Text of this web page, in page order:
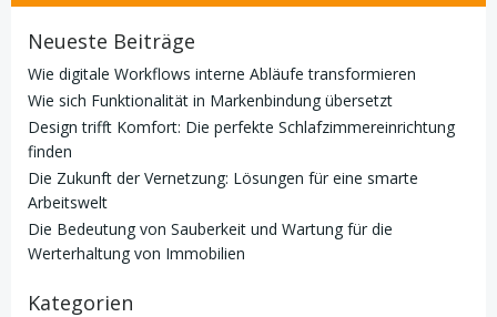
Neueste Beiträge
Wie digitale Workflows interne Abläufe transformieren
Wie sich Funktionalität in Markenbindung übersetzt
Design trifft Komfort: Die perfekte Schlafzimmereinrichtung
finden
Die Zukunft der Vernetzung: Lösungen für eine smarte
Arbeitswelt
Die Bedeutung von Sauberkeit und Wartung für die
Werterhaltung von Immobilien
Kategorien